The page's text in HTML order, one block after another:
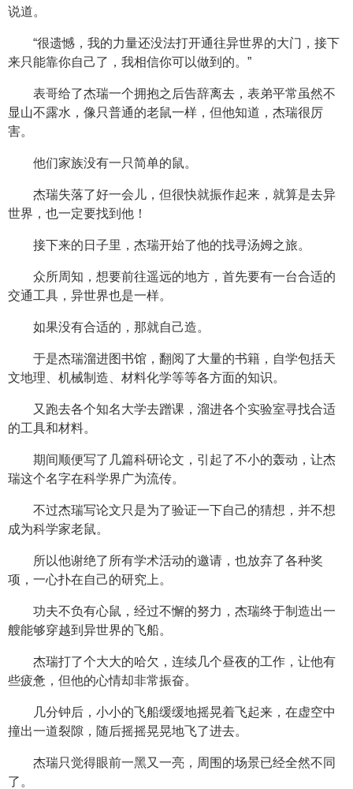
说道。
“很遗憾，我的力量还没法打开通往异世界的大门，接下
来只能靠你自己了，我相信你可以做到的。”
表哥给了杰瑞一个拥抱之后告辞离去，表弟平常虽然不
显山不露水，像只普通的老鼠一样，但他知道，杰瑞很厉
害。
他们家族没有一只简单的鼠。
杰瑞失落了好一会儿，但很快就振作起来，就算是去异
世界，也一定要找到他！
接下来的日子里，杰瑞开始了他的找寻汤姆之旅。
众所周知，想要前往遥远的地方，首先要有一台合适的
交通工具，异世界也是一样。
如果没有合适的，那就自己造。
于是杰瑞溜进图书馆，翻阅了大量的书籍，自学包括天
文地理、机械制造、材料化学等等各方面的知识。
又跑去各个知名大学去蹭课，溜进各个实验室寻找合适
的工具和材料。
期间顺便写了几篇科研论文，引起了不小的轰动，让杰
瑞这个名字在科学界广为流传。
不过杰瑞写论文只是为了验证一下自己的猜想，并不想
成为科学家老鼠。
所以他谢绝了所有学术活动的邀请，也放弃了各种奖
项，一心扑在自己的研究上。
功夫不负有心鼠，经过不懈的努力，杰瑞终于制造出一
艘能够穿越到异世界的飞船。
杰瑞打了个大大的哈欠，连续几个昼夜的工作，让他有
些疲惫，但他的心情却非常振奋。
几分钟后，小小的飞船缓缓地摇晃着飞起来，在虚空中
撞出一道裂隙，随后摇摇晃晃地飞了进去。
杰瑞只觉得眼前一黑又一亮，周围的场景已经全然不同
了。